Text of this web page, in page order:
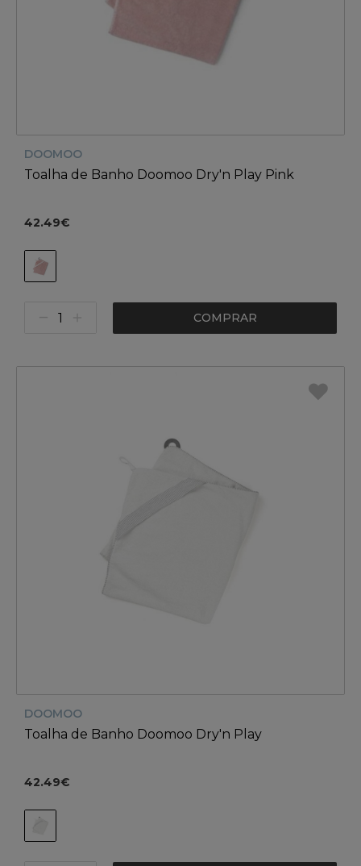
DOOMOO
Toalha de Banho Doomoo Dry'n Play Pink
42.49€
COMPRAR
DOOMOO
Toalha de Banho Doomoo Dry'n Play
42.49€